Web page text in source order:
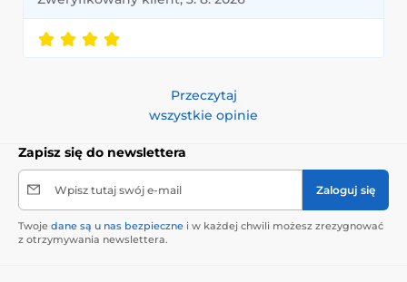
Przeczytaj
wszystkie opinie
Zapisz się do newslettera
Wpisz tutaj swój e-mail Zaloguj się
Twoje dane są u nas bezpieczne i w każdej chwili możesz zrezygnować
z otrzymywania newslettera.